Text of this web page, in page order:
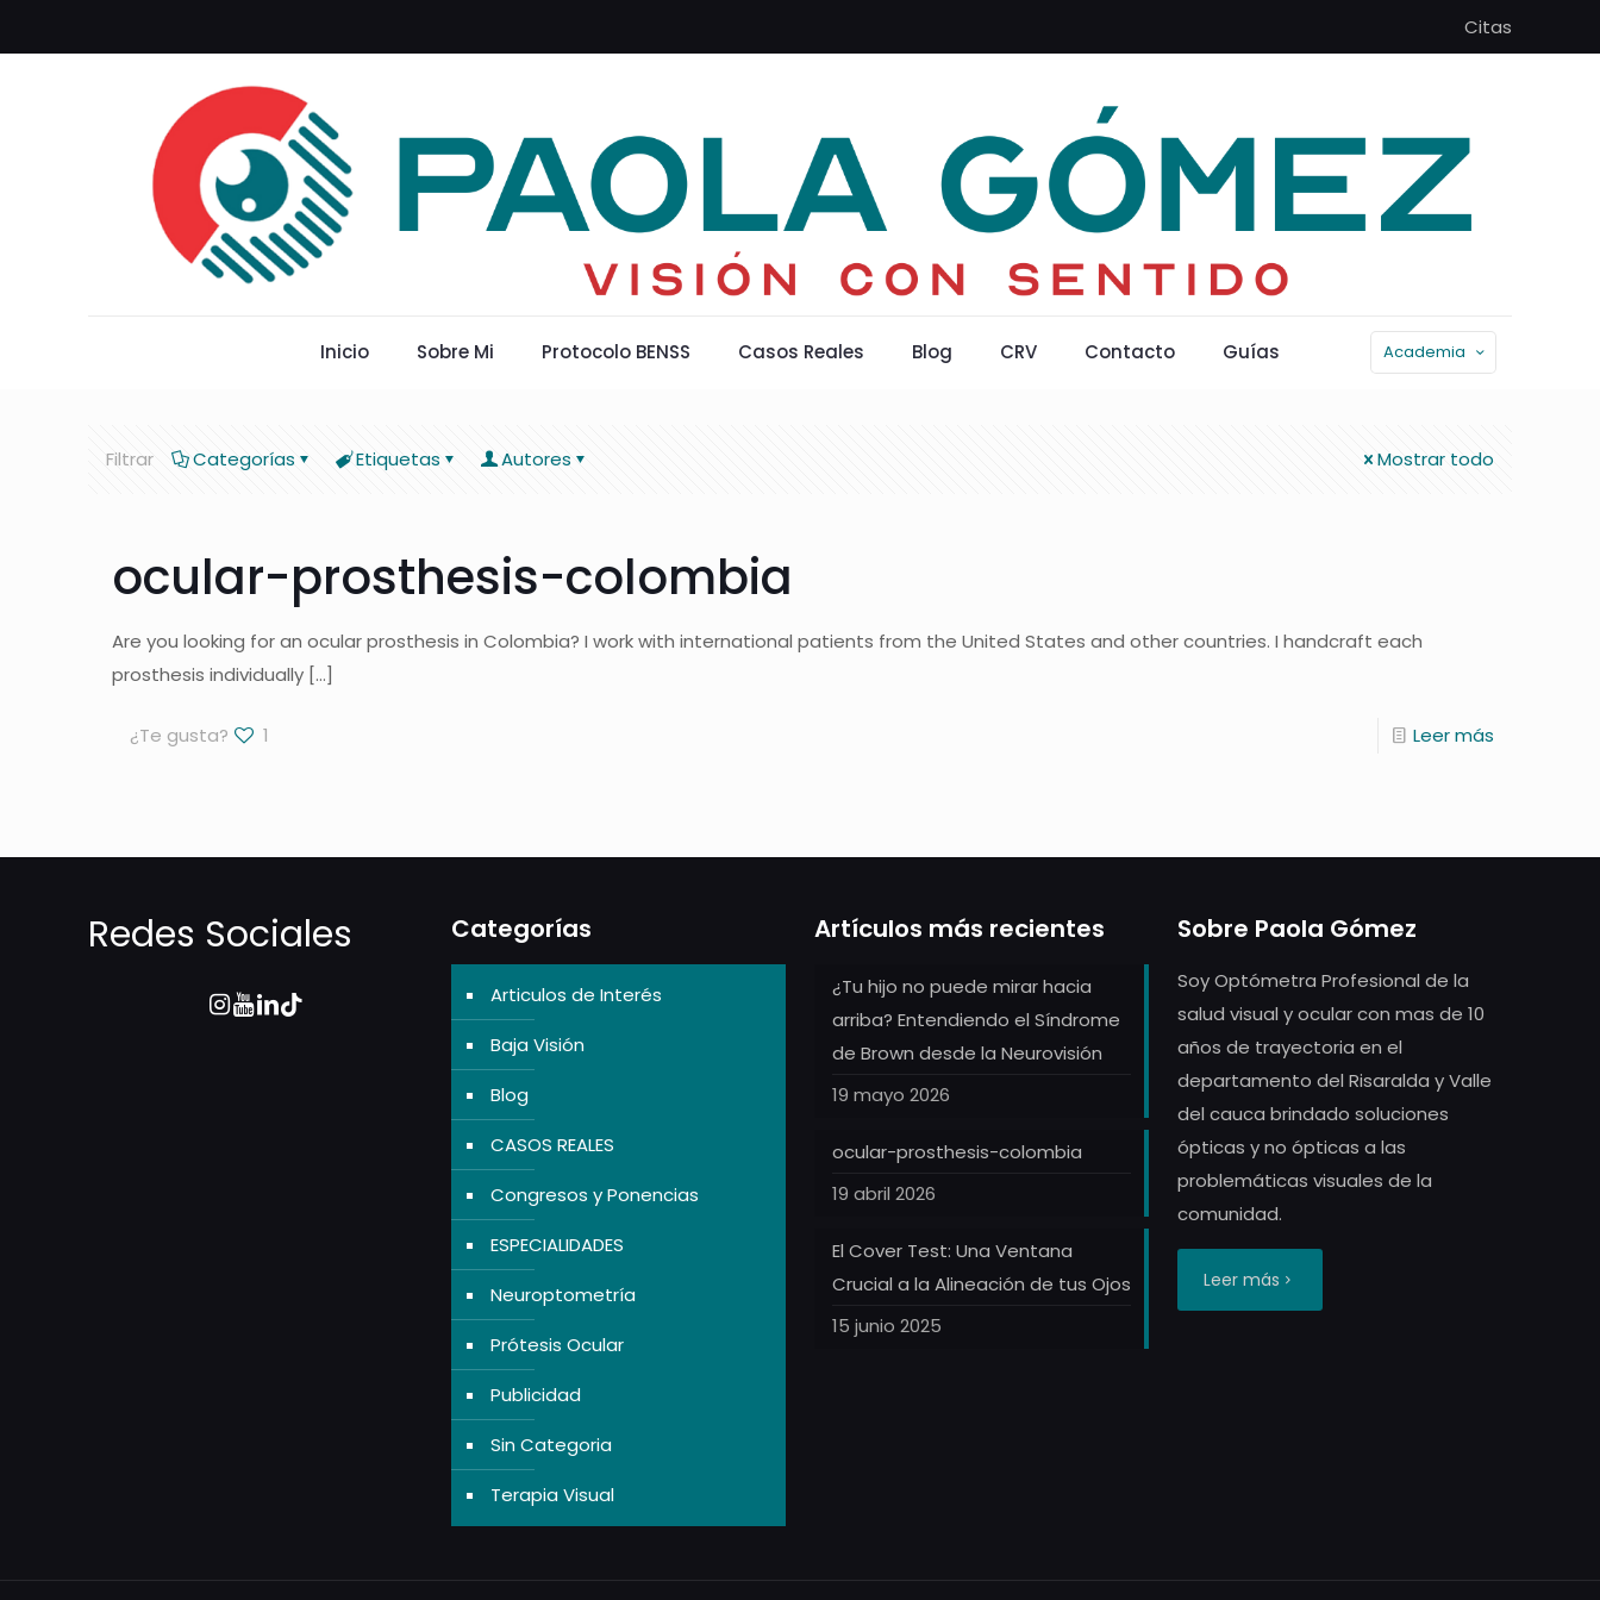
Citas
Inicio Sobre Mi Protocolo BENSS Casos Reales Blog CRV Contacto Guías Academia
Filtrar Categorías Etiquetas Autores Mostrar todo
ocular-prosthesis-colombia
Are you looking for an ocular prosthesis in Colombia? I work with international patients from the United States and other countries. I handcraft each
prosthesis individually […]
¿Te gusta? 1 Leer más
Redes Sociales Categorías
Articulos de Interés
Baja Visión
Blog
CASOS REALES
Congresos y Ponencias
ESPECIALIDADES
Neuroptometría
Prótesis Ocular
Publicidad
Sin Categoria
Terapia Visual
Artículos más recientes
¿Tu hijo no puede mirar hacia
arriba? Entendiendo el Síndrome
de Brown desde la Neurovisión
19 mayo 2026
ocular-prosthesis-colombia
19 abril 2026
El Cover Test: Una Ventana
Crucial a la Alineación de tus Ojos
15 junio 2025
Sobre Paola Gómez
Soy Optómetra Profesional de la
salud visual y ocular con mas de 10
años de trayectoria en el
departamento del Risaralda y Valle
del cauca brindado soluciones
ópticas y no ópticas a las
problemáticas visuales de la
comunidad.
Leer más